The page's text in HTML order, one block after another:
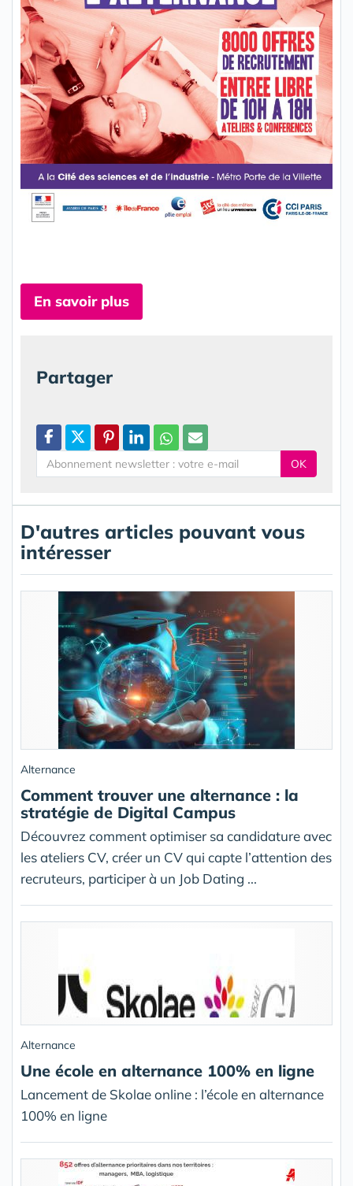
En savoir plus
Partager
OK
D'autres articles pouvant vous
intéresser
Alternance
Comment trouver une alternance : la
stratégie de Digital Campus
Découvrez comment optimiser sa candidature avec
les ateliers CV, créer un CV qui capte l’attention des
recruteurs, participer à un Job Dating ...
Alternance
Une école en alternance 100% en ligne
Lancement de Skolae online : l’école en alternance
100% en ligne